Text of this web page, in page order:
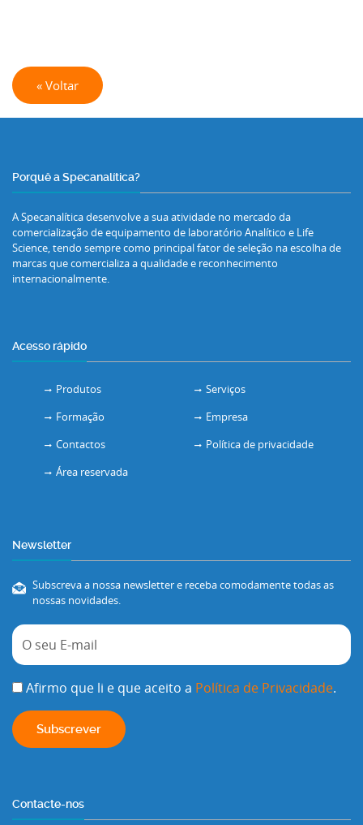
« Voltar
Porquê a Specanalítica?
A Specanalítica desenvolve a sua atividade no mercado da
comercialização de equipamento de laboratório Analítico e Life
Science, tendo sempre como principal fator de seleção na escolha de
marcas que comercializa a qualidade e reconhecimento
internacionalmente.
Acesso rápido
Produtos
Serviços
Formação
Empresa
Contactos
Política de privacidade
Área reservada
Newsletter
Subscreva a nossa newsletter e receba comodamente todas as
nossas novidades.
Afirmo que li e que aceito a Política de Privacidade.
Contacte-nos